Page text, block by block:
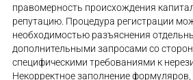
правомерность происхождения
репутацию. Процедура регистрации
необходимостью разъяснения
дополнительными запросами со
специфическими требованиями к
Некорректное заполнение формуляров,